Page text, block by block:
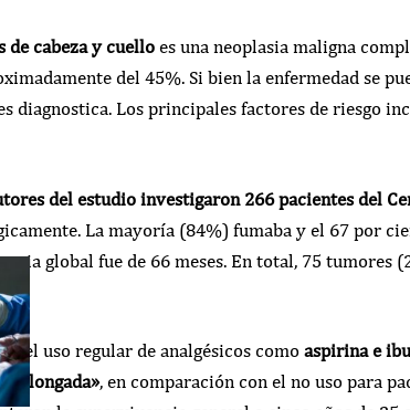
de cabeza y cuello es una neoplasia maligna
del 45%. Si bien la enfermedad se
diagnostica. Los principales factores de riesgo
del estudio investigaron 266 pacientes del
La mayoría (84%) fumaba y el 67 por
global fue de 66 meses. En total, 75
el uso regular de analgésicos como aspirina e
, en comparación con el no uso para